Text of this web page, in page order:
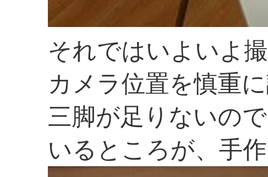
それではいよいよ
カメラ位置を慎重
三脚が足りないの
いるところが、手